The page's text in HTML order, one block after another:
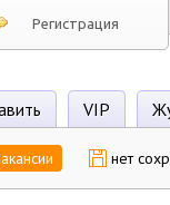
Регистрация
VIP
нет